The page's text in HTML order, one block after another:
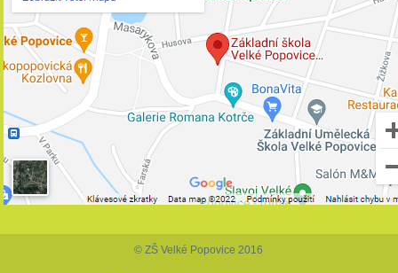
© ZŠ Velké Popovice 2016